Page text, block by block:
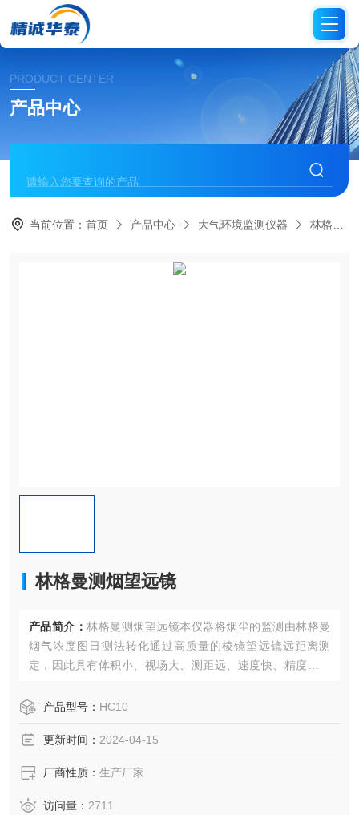
PRODUCT CENTER
产品中心
当前位置：首页 产品中心 大气环境监测仪器 林格曼黑度计
林格曼测烟望远镜
产品简介： 林格曼测烟望远镜本仪器将烟尘的监测由林格曼
烟气浓度图日测法转化通过高质量的棱镜望远镜远距离测
定，因此具有体积小、视场大、测距远、速度快、精度高和
理想仪器
产品型号： HC10
更新时间： 2024-04-15
厂商性质： 生产厂家
访问量： 2711